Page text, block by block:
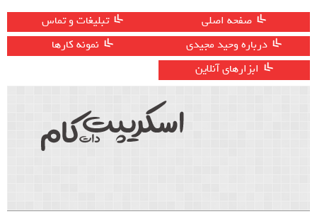
صفحه اصلی
تبلیغات و تماس
درباره وحید مجیدی
نمونه کارها
ابزارهای آنلاین